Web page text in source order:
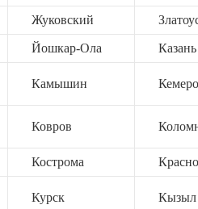
Жуковский
Йошкар-Ола Казань
Камышин
Ковров
Кострома
Курск Кызыл